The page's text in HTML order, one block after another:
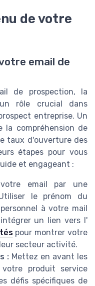
de votre
email de
de prospection, la
rôle crucial dans
entreprise. Un
la compréhension de
taux d'ouverture des
étapes pour vous
et engageant :
email par une
le prénom du
à votre mail
un lien vers l'
pour montrer votre
secteur activité.
: Mettez en avant les
votre produit service
défis spécifiques de